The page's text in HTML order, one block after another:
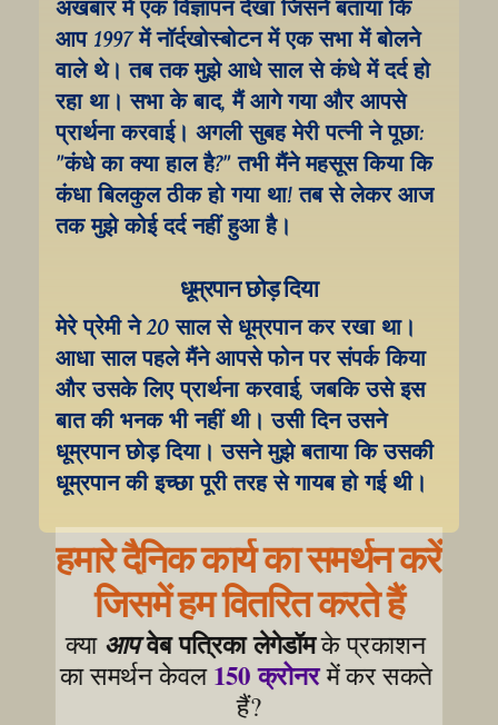
अखबार में एक विज्ञापन देखा जिसने बताया कि
आप 1997 में नॉर्दखोस्बोटन में एक सभा में बोलने
वाले थे। तब तक मुझे आधे साल से कंधे में दर्द हो
रहा था। सभा के बाद, मैं आगे गया और आपसे
प्रार्थना करवाई। अगली सुबह मेरी पत्नी ने पूछा:
"कंधे का क्या हाल है?" तभी मैंने महसूस किया कि
कंधा बिलकुल ठीक हो गया था! तब से लेकर आज
तक मुझे कोई दर्द नहीं हुआ है।
धूम्रपान छोड़ दिया
मेरे प्रेमी ने 20 साल से धूम्रपान कर रखा था।
आधा साल पहले मैंने आपसे फोन पर संपर्क किया
और उसके लिए प्रार्थना करवाई, जबकि उसे इस
बात की भनक भी नहीं थी। उसी दिन उसने
धूम्रपान छोड़ दिया। उसने मुझे बताया कि उसकी
धूम्रपान की इच्छा पूरी तरह से गायब हो गई थी।
हमारे दैनिक कार्य का समर्थन करें
जिसमें हम वितरित करते हैं
क्या आपवेब पत्रिका लेगेडॉम के प्रकाशन
का समर्थन केवल 150 क्रोनर में कर सकते
हैं?